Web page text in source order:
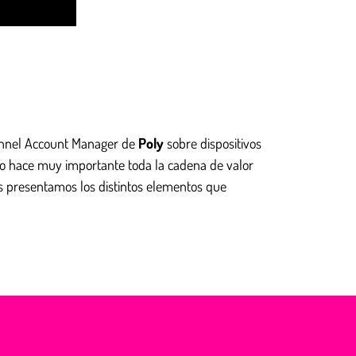
Account Manager de Polysobre dispositivos
hace muy importante toda la cadena de valor
presentamos los distintos elementos que